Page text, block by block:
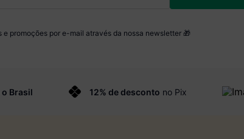
promoções por e-mail através da nossa newsletter 🎁
Brasil 12% de desconto no Pix